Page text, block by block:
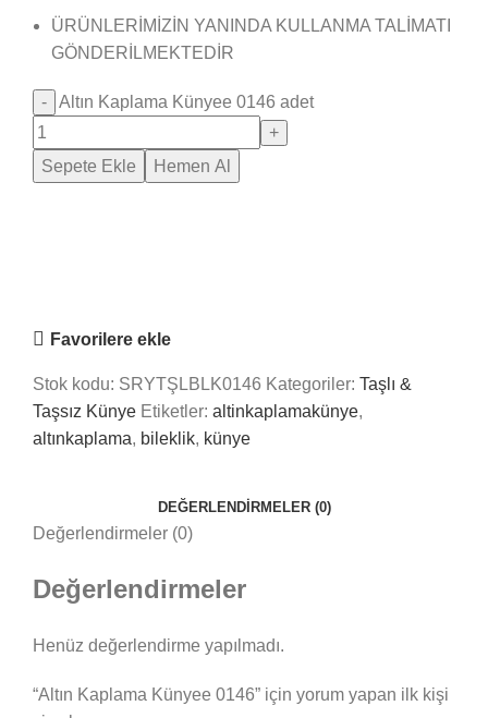
ÜRÜNLERİMİZİN YANINDA KULLANMA TALİMATI
GÖNDERİLMEKTEDİR
Altın Kaplama Künyee 0146 adet
Sepete Ekle Hemen Al
Favorilere ekle
Stok kodu: SRYTŞLBLK0146 Kategoriler: Taşlı &
Taşsız Künye Etiketler: altinkaplamakünye,
altınkaplama, bileklik, künye
DEĞERLENDIRMELER (0)
Değerlendirmeler (0)
Değerlendirmeler
Henüz değerlendirme yapılmadı.
“Altın Kaplama Künyee 0146” için yorum yapan ilk kişi